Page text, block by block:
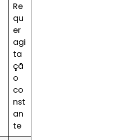
Re
qu
er
agi
ta
çã
o
co
nst
an
te